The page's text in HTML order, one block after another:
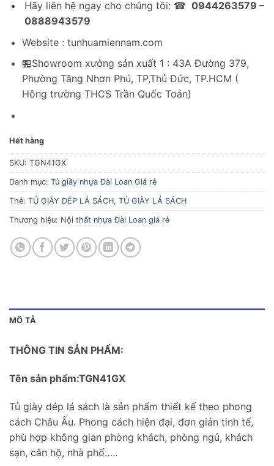
Hãy liên hệ ngay cho chúng tôi: ☎ 0944263579 –
0888943579
Website : tunhuamiennam.com
🏪Showroom xưởng sản xuất 1 : 43A Đường 379,
Phường Tăng Nhơn Phú, TP,Thủ Đức, TP.HCM (
Hông trường THCS Trần Quốc Toản)
Hết hàng
SKU: TGN41GX
Danh mục: Tủ giầy nhựa Đài Loan Giá rẻ
Thẻ: TỦ GIÀY DÉP LÁ SÁCH, TỦ GIÀY LÁ SÁCH
Thương hiệu: Nội thất nhựa Đài Loan giá rẻ
MÔ TẢ
THÔNG TIN SẢN PHẨM:
Tên sản phẩm:TGN41GX
Tủ giày dép lá sách là sản phẩm thiết kế theo phong
cách Châu Âu. Phong cách hiện đại, đơn giản tinh tế,
phù hợp không gian phòng khách, phòng ngủ, khách
sạn, căn hộ, nhà phố…..